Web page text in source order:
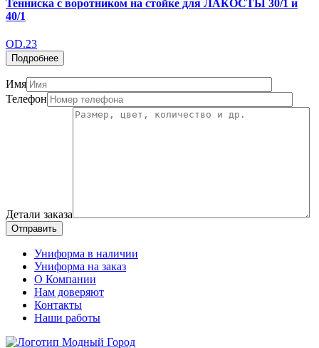
Тенниска с воротником на стойке для ЛАКОСТЫ 30/1 и
40/1
OD.23
Подробнее
Имя
Телефон
Детали заказа
Отправить
Униформа в наличии
Униформа на заказ
О Компании
Нам доверяют
Контакты
Наши работы